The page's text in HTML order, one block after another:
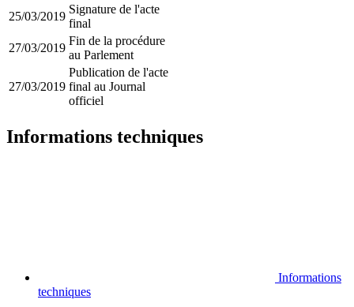
25/03/2019
Signature de l'acte
final
27/03/2019
Fin de la procédure
au Parlement
27/03/2019
Publication de l'acte
final au Journal
officiel
Informations techniques
Informations
techniques